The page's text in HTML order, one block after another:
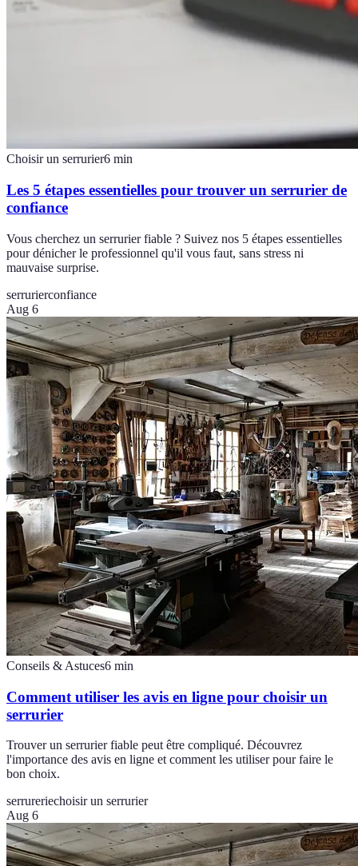
Choisir un serrurier6 min
Les 5 étapes essentielles pour trouver un serrurier de
confiance
Vous cherchez un serrurier fiable ? Suivez nos 5 étapes essentielles
pour dénicher le professionnel qu'il vous faut, sans stress ni
mauvaise surprise.
serrurierconfiance
Aug 6
Conseils & Astuces6 min
Comment utiliser les avis en ligne pour choisir un
serrurier
Trouver un serrurier fiable peut être compliqué. Découvrez
l'importance des avis en ligne et comment les utiliser pour faire le
bon choix.
serrureriechoisir un serrurier
Aug 6